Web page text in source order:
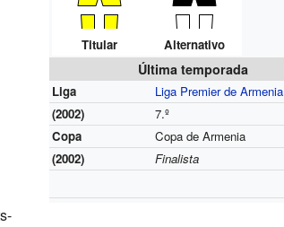
Titular Alternativo
Última temporada
Liga
Liga Premier de Armenia
(2002)
7.º
Copa
Copa de Armenia
(2002)
Finalista